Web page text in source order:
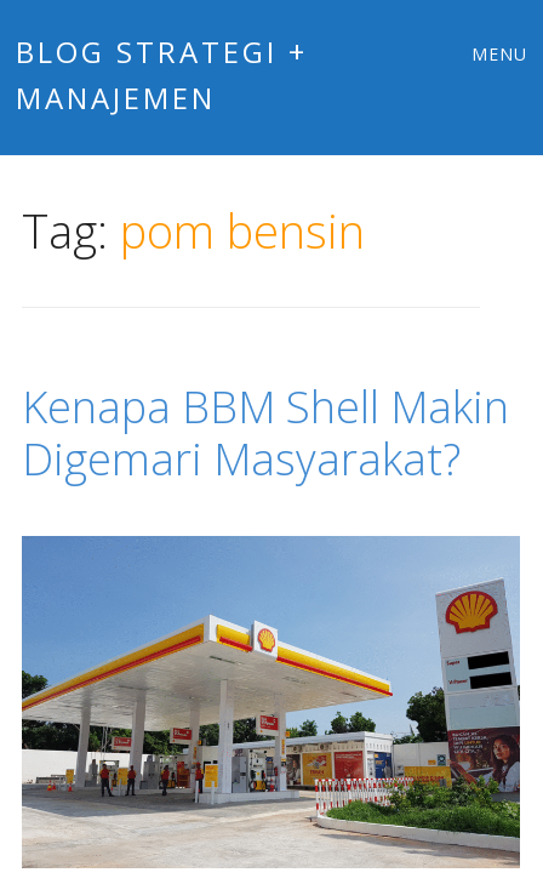
BLOG STRATEGI +
MANAJEMEN
MENU
Tag: pom bensin
Kenapa BBM Shell Makin
Digemari Masyarakat?